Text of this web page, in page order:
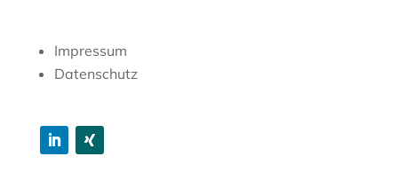
Impressum
Datenschutz